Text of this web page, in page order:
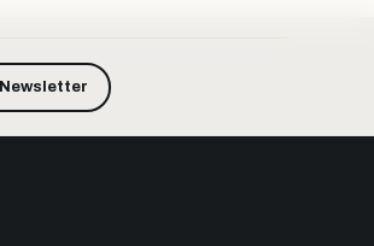
Newsletter